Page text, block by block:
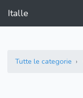
Italle
Tutte le categorie